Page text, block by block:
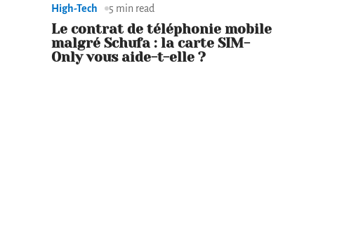
High-Tech 5 min read
Le contrat de téléphonie mobile
malgré Schufa : la carte SIM-
Only vous aide-t-elle ?